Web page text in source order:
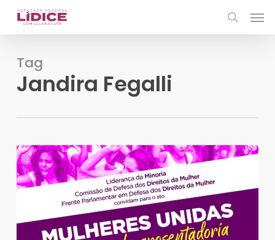
Skip
content
Tag
Jandira Fegalli